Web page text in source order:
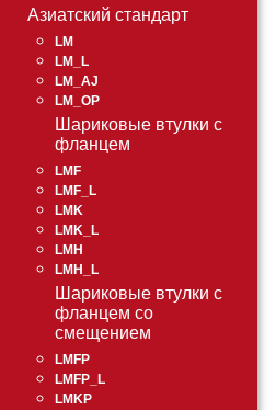
Азиатский стандарт
LM
LM_L
LM_AJ
LM_OP
Шариковые втулки с
фланцем
LMF
LMF_L
LMK
LMK_L
LMH
LMH_L
Шариковые втулки с
фланцем со
смещением
LMFP
LMFP_L
LMKP